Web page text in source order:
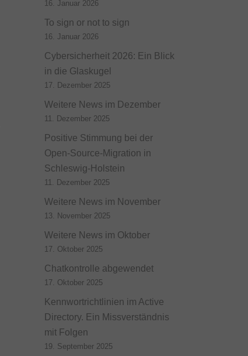
16. Januar 2026
To sign or not to sign
16. Januar 2026
Cybersicherheit 2026: Ein Blick
in die Glaskugel
17. Dezember 2025
Weitere News im Dezember
11. Dezember 2025
Positive Stimmung bei der
Open-Source-Migration in
Schleswig-Holstein
11. Dezember 2025
Weitere News im November
13. November 2025
Weitere News im Oktober
17. Oktober 2025
Chatkontrolle abgewendet
17. Oktober 2025
Kennwortrichtlinien im Active
Directory. Ein Missverständnis
mit Folgen
19. September 2025